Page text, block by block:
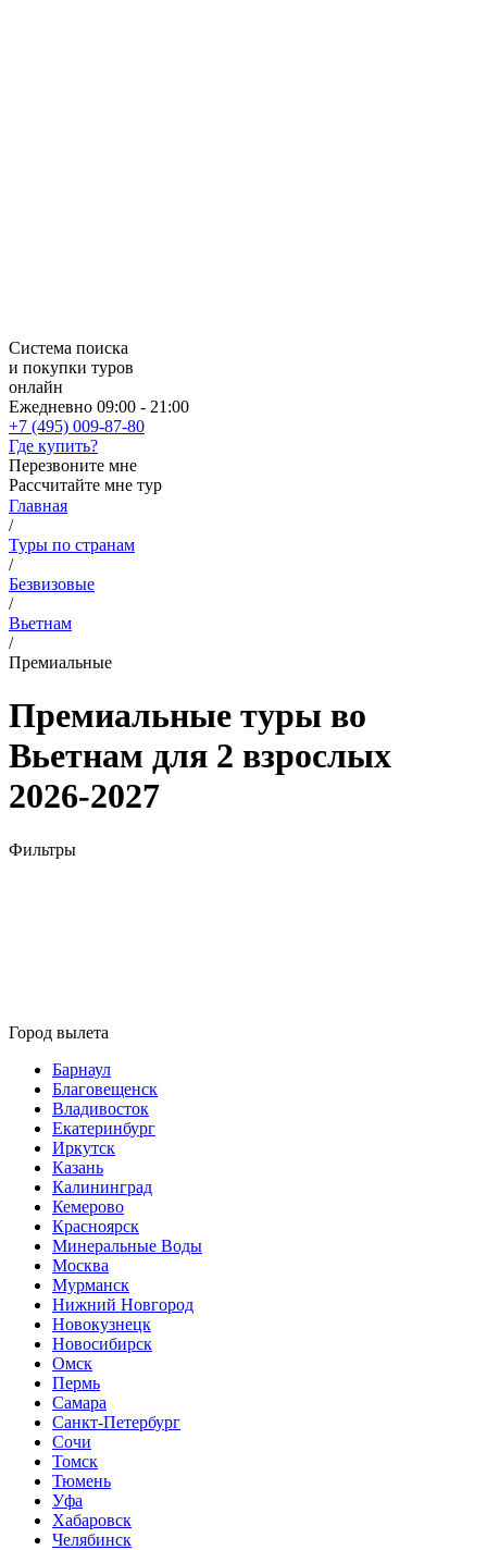
Система поиска
и покупки туров
онлайн
Ежедневно 09:00 - 21:00
+7 (495) 009-87-80
Где купить?
Перезвоните мне
Рассчитайте мне тур
Главная
/
Туры по странам
/
Безвизовые
/
Вьетнам
/
Премиальные
Премиальные туры во
Вьетнам для 2 взрослых
2026-2027
Фильтры
Город вылета
Барнаул
Благовещенск
Владивосток
Екатеринбург
Иркутск
Казань
Калининград
Кемерово
Красноярск
Минеральные Воды
Москва
Мурманск
Нижний Новгород
Новокузнецк
Новосибирск
Омск
Пермь
Самара
Санкт-Петербург
Сочи
Томск
Тюмень
Уфа
Хабаровск
Челябинск